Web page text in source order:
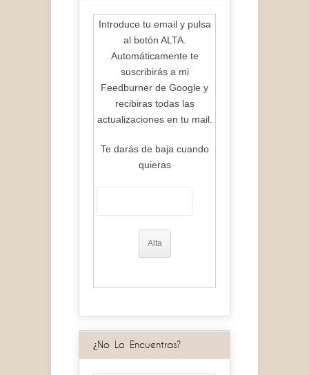
Introduce tu email y pulsa
al botón ALTA.
Automáticamente te
suscribirás a mi
Feedburner de Google y
recibiras todas las
actualizaciones en tu mail.
Te darás de baja cuando
quieras
¿No Lo Encuentras?